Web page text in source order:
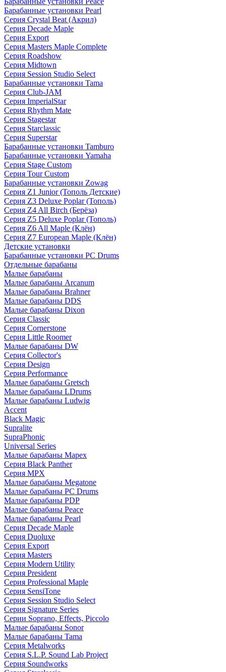
Барабанные установки Pearl
Серия Crystal Beat (Акрил)
Серия Decade Maple
Серия Export
Серия Masters Maple Complete
Серия Roadshow
Серия Midtown
Серия Session Studio Select
Барабанные установки Tama
Серия Club-JAM
Серия ImperialStar
Серия Rhythm Mate
Серия Stagestar
Серия Starclassic
Серия Superstar
Барабанные установки Tamburo
Барабанные установки Yamaha
Серия Stage Custom
Серия Tour Custom
Барабанные установки Zowag
Серия Z1 Junior (Тополь Детские)
Серия Z3 Deluxe Poplar (Тополь)
Серия Z4 All Birch (Берёза)
Серия Z5 Deluxe Poplar (Тополь)
Серия Z6 All Maple (Клён)
Серия Z7 European Maple (Клён)
Детские установки
Барабанные установки PC Drums
Отдельные барабаны
Малые барабаны
Малые барабаны Arcanum
Малые барабаны Brahner
Малые барабаны DDS
Малые барабаны Dixon
Серия Classic
Серия Cornerstone
Серия Little Roomer
Малые барабаны DW
Серия Collector's
Серия Design
Серия Performance
Малые барабаны Gretsch
Малые барабаны LDrums
Малые барабаны Ludwig
Accent
Black Magic
Supralite
SupraPhonic
Universal Series
Малые барабаны Mapex
Серия Black Panther
Серия MPX
Малые барабаны Megatone
Малые барабаны PC Drums
Малые барабаны PDP
Малые барабаны Peace
Малые барабаны Pearl
Серия Decade Maple
Серия Duoluxe
Серия Export
Серия Masters
Серия Modern Utility
Серия President
Серия Professional Maple
Серия SensiTone
Серия Session Studio Select
Серия Signature Series
Серии Soprano, Effects, Piccolo
Малые барабаны Sonor
Малые барабаны Tama
Серия Metalworks
Серия S.L.P. Sound Lab Project
Серия Soundworks